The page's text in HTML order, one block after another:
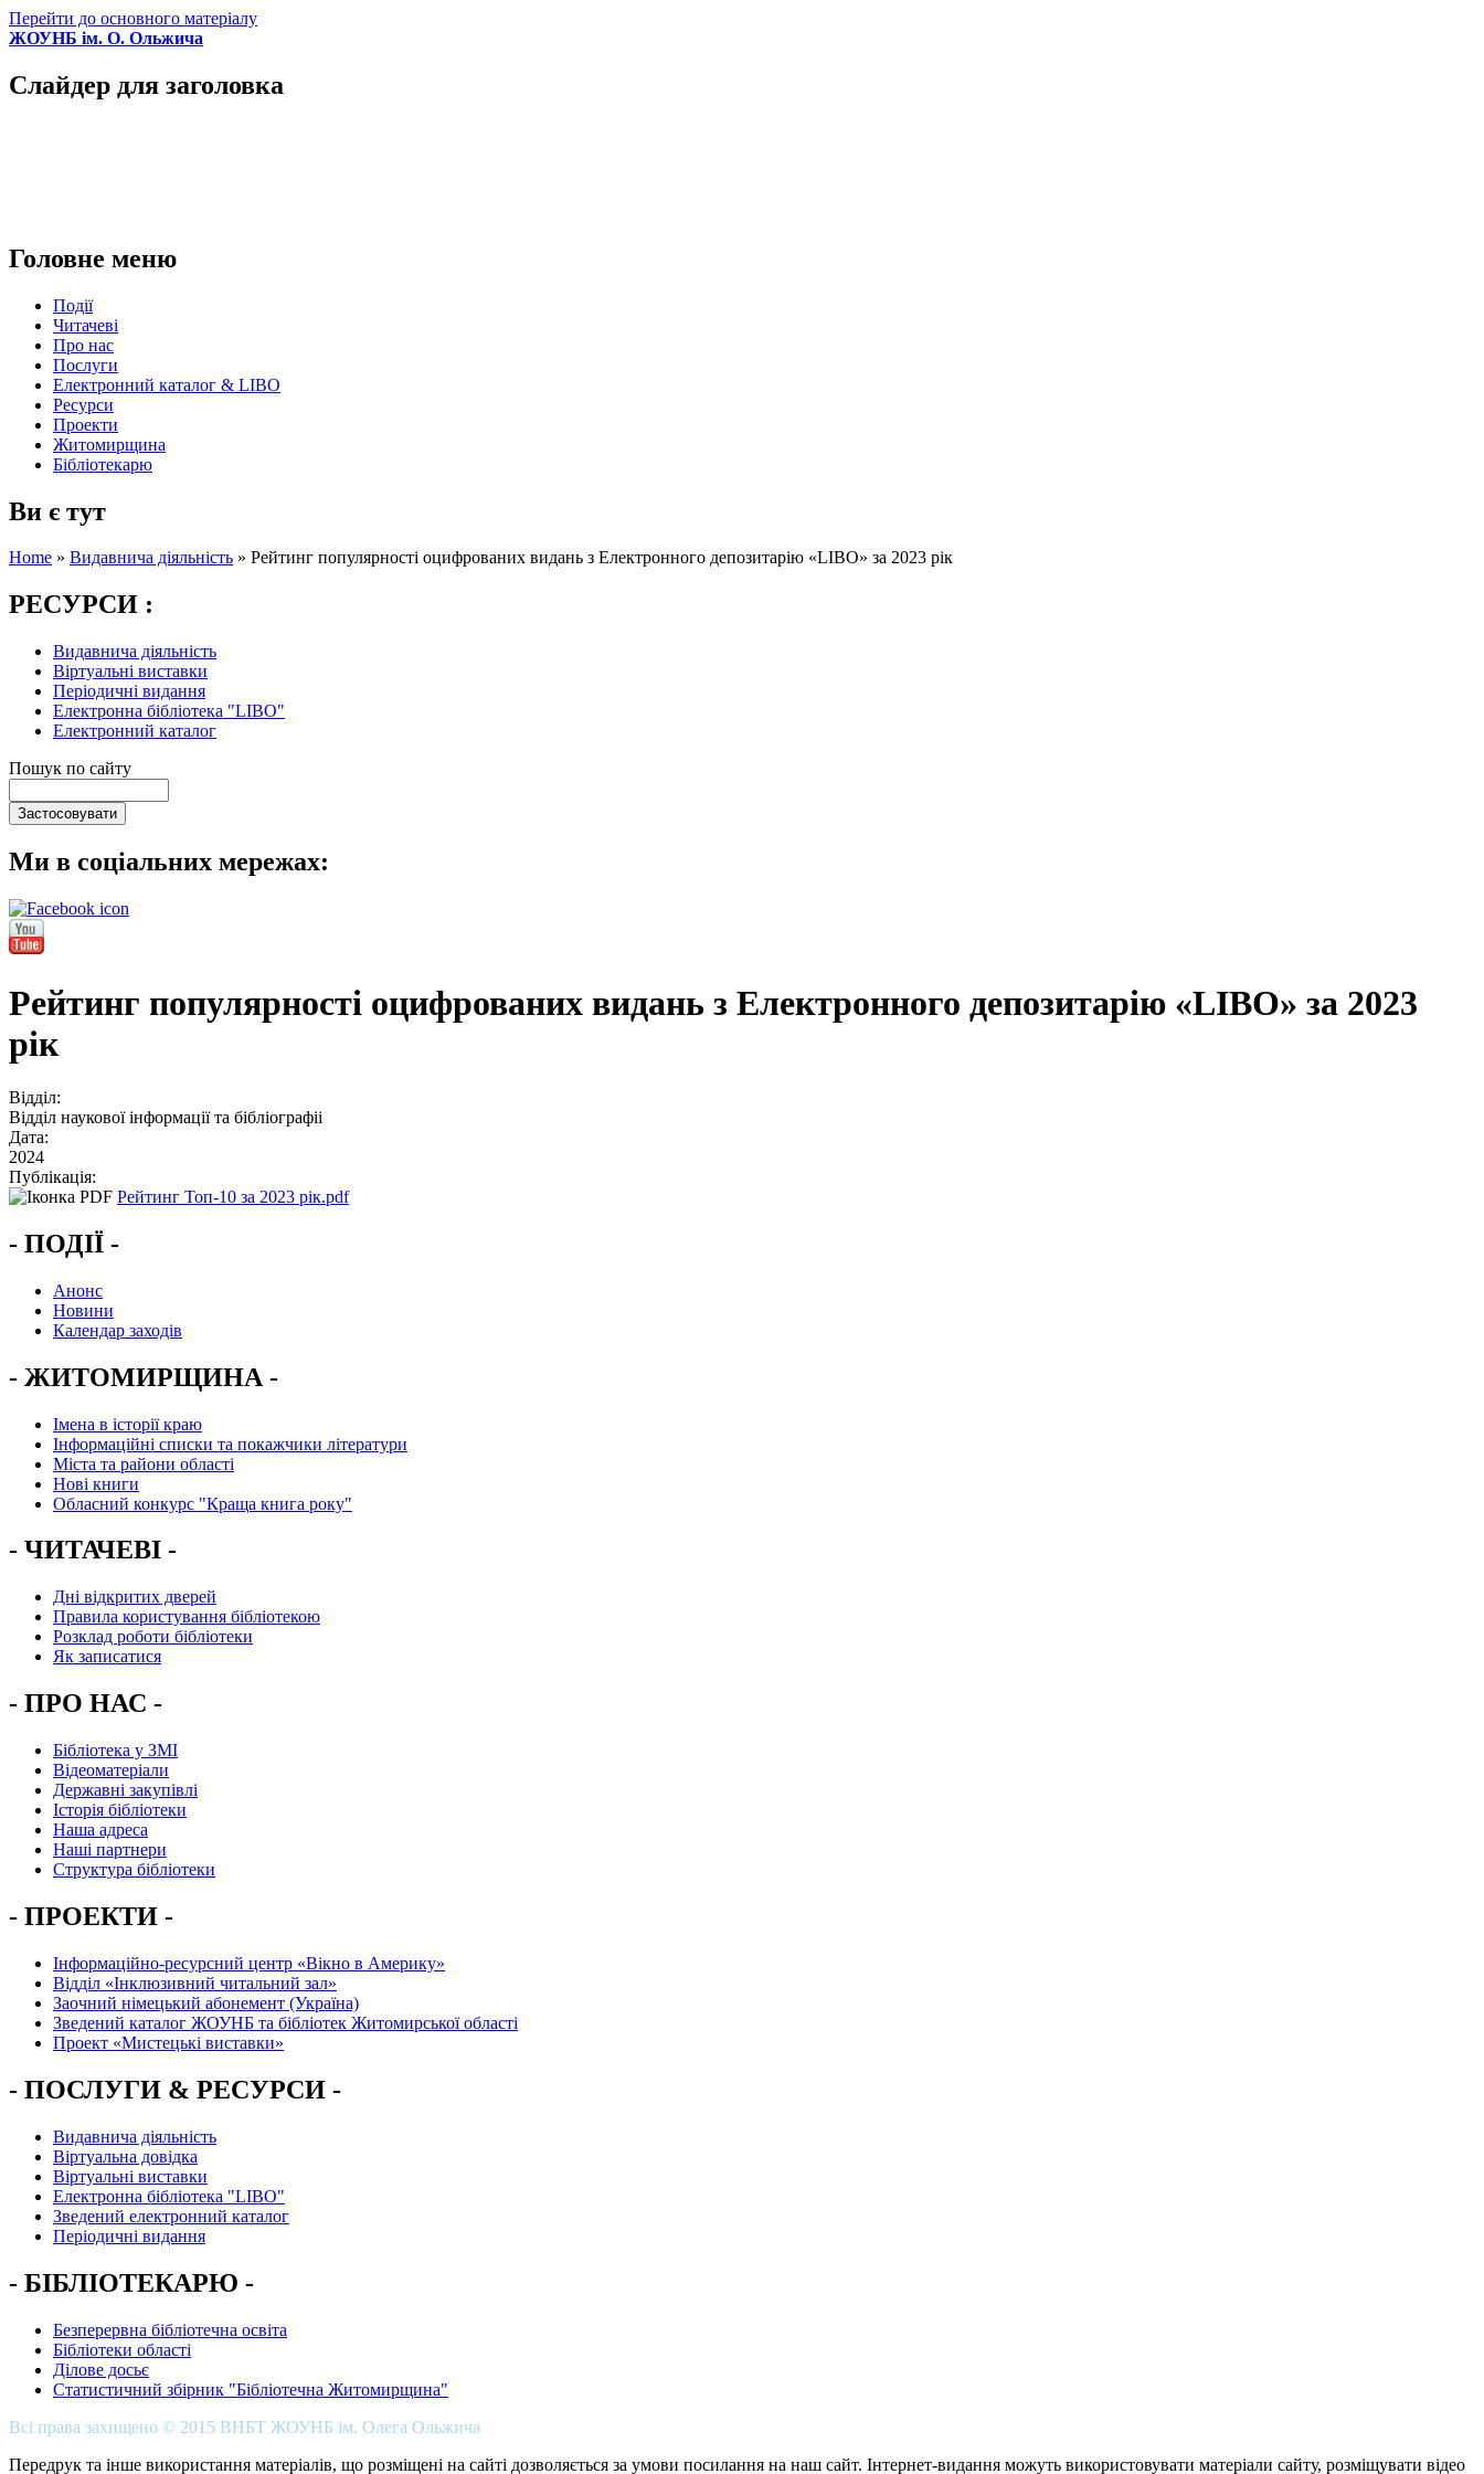
Перейти до основного матеріалу
ЖОУНБ ім. О. Ольжича
Слайдер для заголовка
Головне меню
Події
Читачеві
Про нас
Послуги
Електронний каталог & LIBO
Ресурси
Проекти
Житомирщина
Бібліотекарю
Ви є тут
Home » Видавнича діяльність » Рейтинг популярності оцифрованих видань з Електронного депозитарію «LIBO» за 2023 рік
РЕСУРСИ :
Видавнича діяльність
Віртуальні виставки
Періодичні видання
Електронна бібліотека "LIBO"
Електронний каталог
Пошук по сайту
Ми в соціальних мережах:
Рейтинг популярності оцифрованих видань з Електронного депозитарію «LIBO» за 2023
рік
Відділ:
Відділ наукової інформації та бібліографіі
Дата:
2024
Публікація:
Рейтинг Топ-10 за 2023 рік.pdf
- ПОДІЇ -
Анонс
Новини
Календар заходів
- ЖИТОМИРЩИНА -
Імена в історії краю
Інформаційні списки та покажчики літератури
Міста та райони області
Нові книги
Обласний конкурс "Краща книга року"
- ЧИТАЧЕВІ -
Дні відкритих дверей
Правила користування бібліотекою
Розклад роботи бібліотеки
Як записатися
- ПРО НАС -
Бібліотека у ЗМІ
Відеоматеріали
Державні закупівлі
Історія бібліотеки
Наша адреса
Наші партнери
Структура бібліотеки
- ПРОЕКТИ -
Інформаційно-ресурсний центр «Вікно в Америку»
Вiддiл «Інклюзивний читальний зал»
Заочний німецький абонемент (Україна)
Зведений каталог ЖОУНБ та бібліотек Житомирської області
Проект «Мистецькі виставки»
- ПОСЛУГИ & РЕСУРСИ -
Видавнича діяльність
Віртуальна довідка
Віртуальні виставки
Електронна бібліотека "LIBO"
Зведений електронний каталог
Періодичні видання
- БІБЛІОТЕКАРЮ -
Безперервна бібліотечна освіта
Бібліотеки області
Ділове досьє
Статистичний збірник "Бібліотечна Житомирщина"
Всі права захищено © 2015 ВНБТ ЖОУНБ ім. Олега Ольжича
Передрук та інше використання матеріалів, що розміщені на сайті дозволяється за умови посилання на наш сайт. Інтернет-видання можуть використовувати матеріали сайту, розміщувати відео